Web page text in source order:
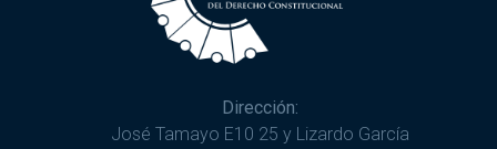
Dirección:
José Tamayo E10 25 y Lizardo García